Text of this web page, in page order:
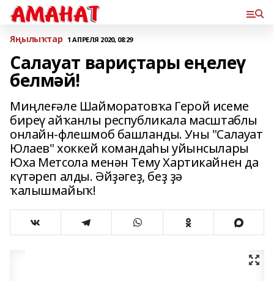
Яңылыҡтар 1 АПРЕЛЯ 2020, 08:29
Салауат вариҫтары еңелеү
белмәй!
Миңлеғәле Шайморатовҡа Герой исеме
биреү айҡанлы республикала масштаблы
онлайн-флешмоб башланды. Уны "Салауат
Юлаев" хоккей командаһы уйынсылары
Юха Метсола менән Тему Хартикайнен да
күтәреп алды. Әйҙәгеҙ, беҙ ҙә
ҡалышмайыҡ!